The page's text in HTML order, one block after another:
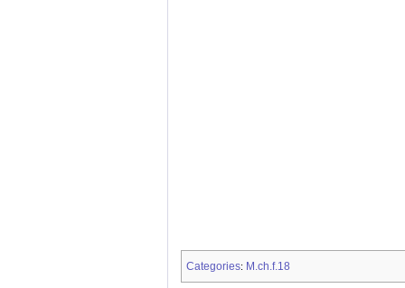
Categories: M.ch.f.18